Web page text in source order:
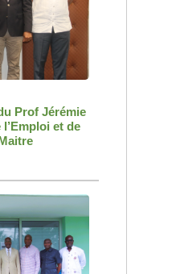
Prof Jérémie
et de